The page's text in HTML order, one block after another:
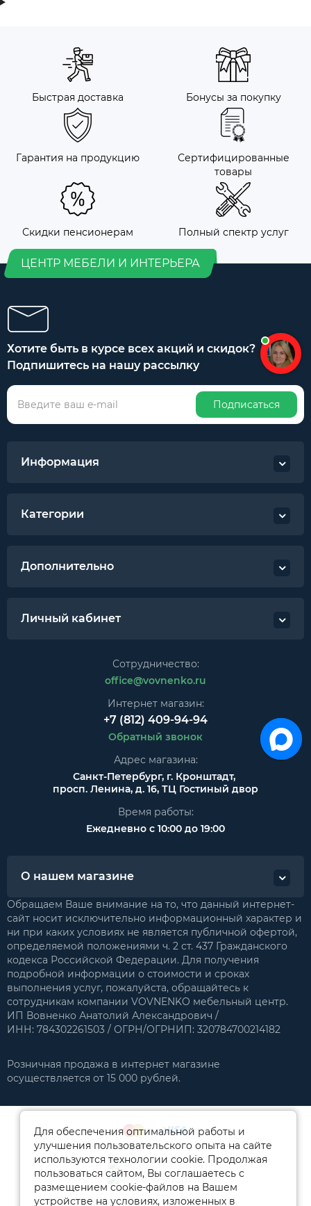
Быстрая доставка Бонусы за покупку
Гарантия на продукцию
Сертифицированные
товары
Скидки пенсионерам Полный спектр услуг
ЦЕНТР МЕБЕЛИ И ИНТЕРЬЕРА
Хотите быть в курсе всех акций и скидок?
Подпишитесь на нашу рассылку
Подписаться
Информация
Категории
Дополнительно
Личный кабинет
Сотрудничество:
office@vovnenko.ru
Интернет магазин:
+7 (812) 409-94-94
Обратный звонок
Адрес магазина:
Санкт-Петербург, г. Кронштадт,
просп. Ленина, д. 16, ТЦ Гостиный двор
Время работы:
Ежедневно с 10:00 до 19:00
О нашем магазине
Обращаем Ваше внимание на то, что данный интернет-
сайт носит исключительно информационный характер и
ни при каких условиях не является публичной офертой,
определяемой положениями ч. 2 ст. 437 Гражданского
кодекса Российской Федерации. Для получения
подробной информации о стоимости и сроках
выполнения услуг, пожалуйста, обращайтесь к
сотрудникам компании VOVNENKO мебельный центр.
ИП Вовненко Анатолий Александрович /
ИНН: 784302261503 / ОГРН/ОГРНИП: 320784700214182
Розничная продажа в интернет магазине
осуществляется от 15 000 рублей.
Для обеспечения оптимальной работы и
улучшения пользовательского опыта на сайте
используются технологии cookie. Продолжая
пользоваться сайтом, Вы соглашаетесь с
размещением cookie-файлов на Вашем
устройстве на условиях, изложенных в